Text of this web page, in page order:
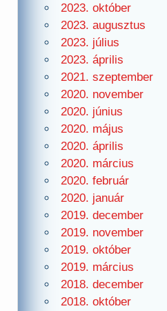
2023. október
2023. augusztus
2023. július
2023. április
2021. szeptember
2020. november
2020. június
2020. május
2020. április
2020. március
2020. február
2020. január
2019. december
2019. november
2019. október
2019. március
2018. december
2018. október